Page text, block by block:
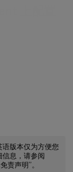
版本仅为方便您
息，请参阅
责声明”。